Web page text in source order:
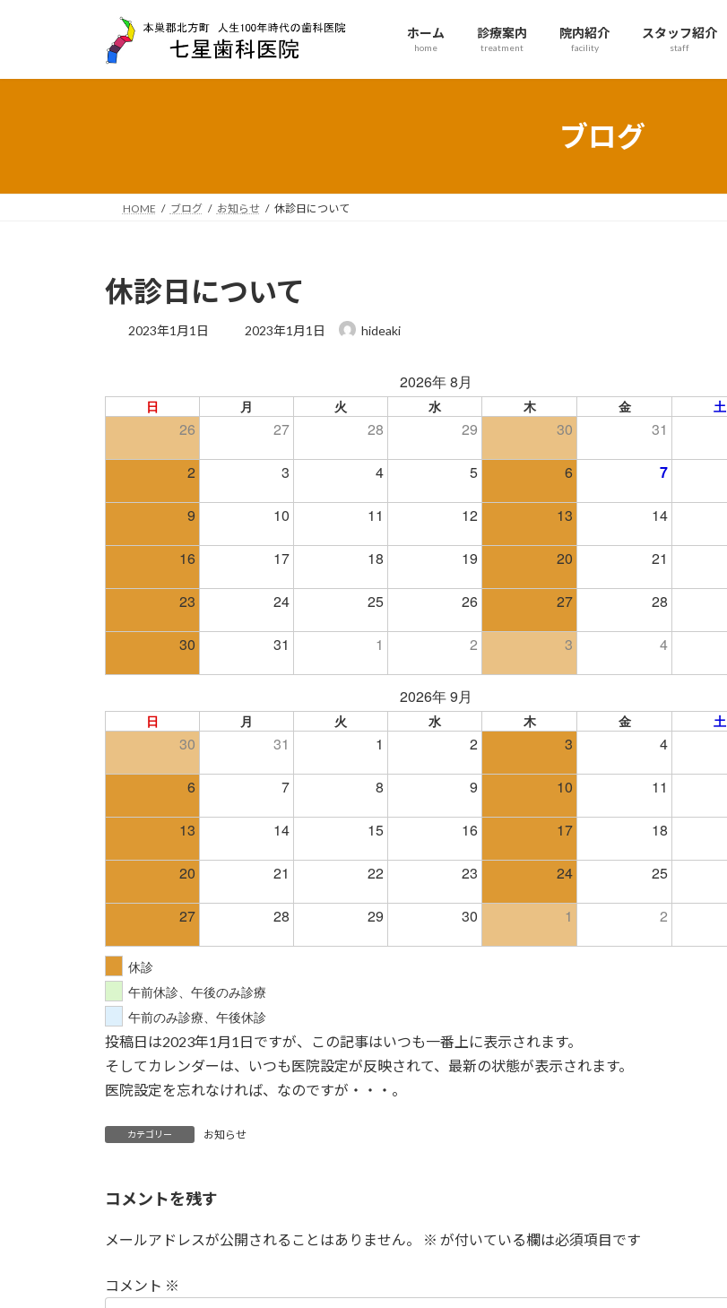
ン
ー
ホーム
home
診療案内
treatment
院内紹介
facility
スタッフ紹介
staff
ブログ
HOME ブログ お知らせ 休診日について
休診日について
2023年1月1日
最
日
時
2023年1月1日 hideaki
2026年 8月
日 月 火 水 木 金 土
26 27 28 29 30 31
2 3 4 5 6 7
9 10 11 12 13 14
16 17 18 19 20 21
23 24 25 26 27 28
30 31 1 2 3 4
2026年 9月
日 月 火 水 木 金 土
30 31 1 2 3 4
6 7 8 9 10 11
13 14 15 16 17 18
20 21 22 23 24 25
27 28 29 30 1 2
休診
午前休診、午後のみ診療
午前のみ診療、午後休診
投稿日は2023年1月1日ですが、この記事はいつも一番上に表示されます。
そしてカレンダーは、いつも医院設定が反映されて、最新の状態が表示されます。
医院設定を忘れなければ、なのですが・・・。
カテゴリー お知らせ
コメントを残す
メールアドレスが公開されることはありません。 ※ が付いている欄は必須項目です
コメント ※